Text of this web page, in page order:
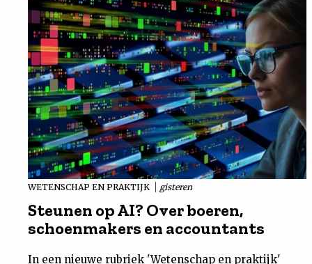
WETENSCHAP EN PRAKTIJK gisteren
Steunen op AI? Over boeren,
schoenmakers en accountants
In een nieuwe rubriek 'Wetenschap en praktijk'